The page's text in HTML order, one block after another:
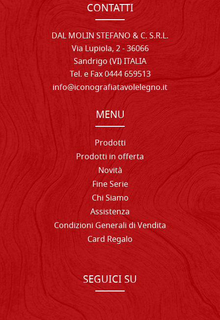
CONTATTI
DAL MOLIN STEFANO & C. S.R.L.
Via Lupiola, 2 - 36066
Sandrigo (VI) ITALIA
Tel. e Fax 0444 659513
info@iconografiatavolelegno.it
MENU
Prodotti
Prodotti in offerta
Novità
Fine Serie
Chi Siamo
Assistenza
Condizioni Generali di Vendita
Card Regalo
SEGUICI SU